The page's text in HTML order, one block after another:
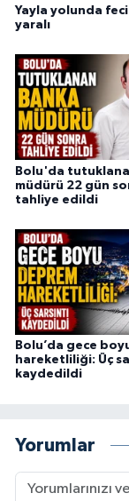
Yayla yolunda
yaralı
Bolu'da
müdürü 22 gün
tahliye edildi
Bolu’da gece
hareketliliği: Üç
kaydedildi
Yorumlar